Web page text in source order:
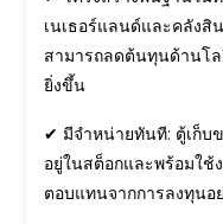
เนเธอร์แลนด์และคลังสิ
สามารถลดต้นทุนด้านโล
ยิ่งขึ้น
✔ มีจำหน่ายทันที: ตู้เก็บ
อยู่ในสต็อกและพร้อมใช้
ตอบแทนจากการลงทุนอ